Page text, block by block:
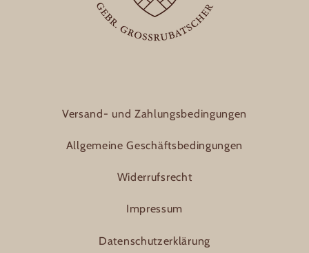
Versand- und Zahlungsbedingungen
Allgemeine Geschäftsbedingungen
Widerrufsrecht
Impressum
Datenschutzerklärung